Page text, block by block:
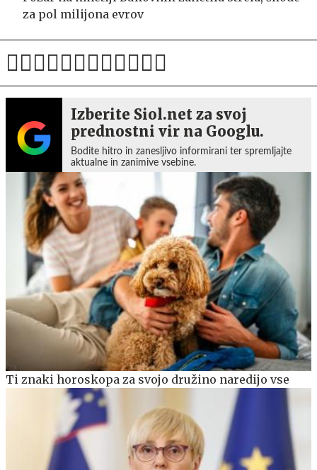
za pol milijona evrov
Izberite Siol.net za svoj
prednostni vir na Googlu.
Bodite hitro in zanesljivo informirani ter spremljajte
aktualne in zanimive vsebine.
Ti znaki horoskopa za svojo družino naredijo vse